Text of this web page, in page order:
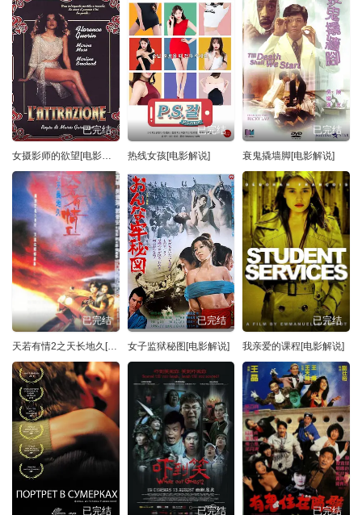
已完结
女摄影师的欲望[电影解说]
已完结
热线女孩[电影解说]
已完结
衰鬼撬墙脚[电影解说]
已完结
天若有情2之天长地久[电影解说]
已完结
女子监狱秘图[电影解说]
已完结
我亲爱的课程[电影解说]
已完结 已完结 已完结